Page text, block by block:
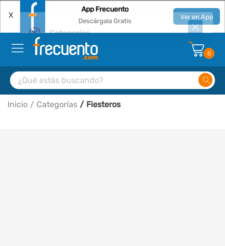
X
App Frecuento
Descárgala Gratis Ver en App
0
Inicio Categorías Fiesteros